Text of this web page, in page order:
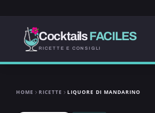
CocktailsFACILES
RICETTE E CONSIGLI
HOME RICETTE LIQUORE DI MANDARINO